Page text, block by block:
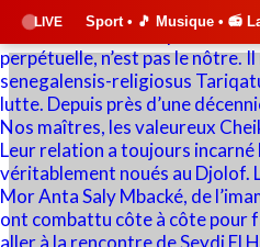
LIVE
Musique • 📻 La radio de votre